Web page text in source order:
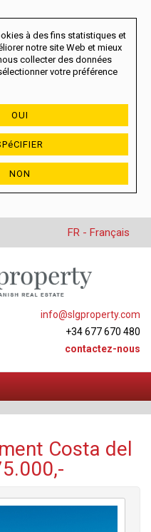
à des fins statistiques et
notre site Web et mieux
collecter des données
votre préférence
OUI
NON
FR - Français
info@slgproperty.com
+34 677 670 480
contactez-nous
Costa del